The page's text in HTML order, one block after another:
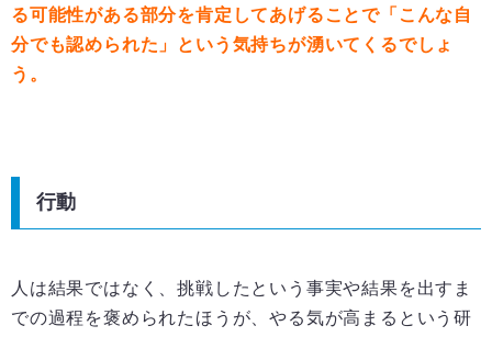
る可能性がある部分を肯定してあげることで「こんな自
分でも認められた」という気持ちが湧いてくるでしょ
う。
行動
人は結果ではなく、挑戦したという事実や結果を出すま
での過程を褒められたほうが、やる気が高まるという研